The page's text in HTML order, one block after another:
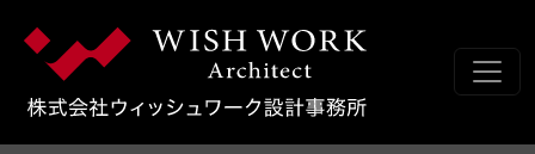
メインナビゲーション